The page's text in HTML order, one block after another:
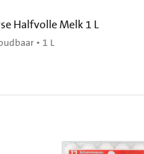
Halfvolle Melk 1 L
• 1 L